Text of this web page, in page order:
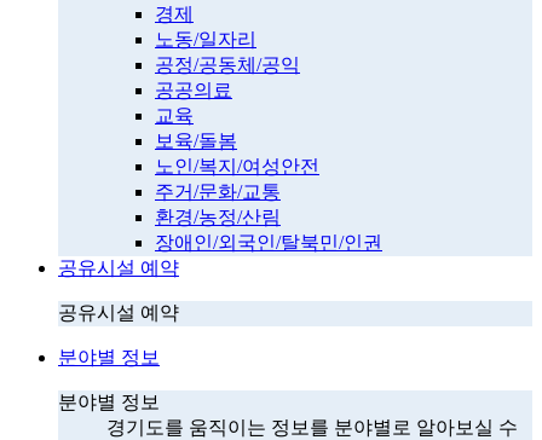
경제
노동/일자리
공정/공동체/공익
공공의료
교육
보육/돌봄
노인/복지/여성안전
주거/문화/교통
환경/농정/산림
장애인/외국인/탈북민/인권
공유시설 예약
공유시설 예약
분야별 정보
분야별 정보
경기도를 움직이는 정보를 분야별로 알아보실 수